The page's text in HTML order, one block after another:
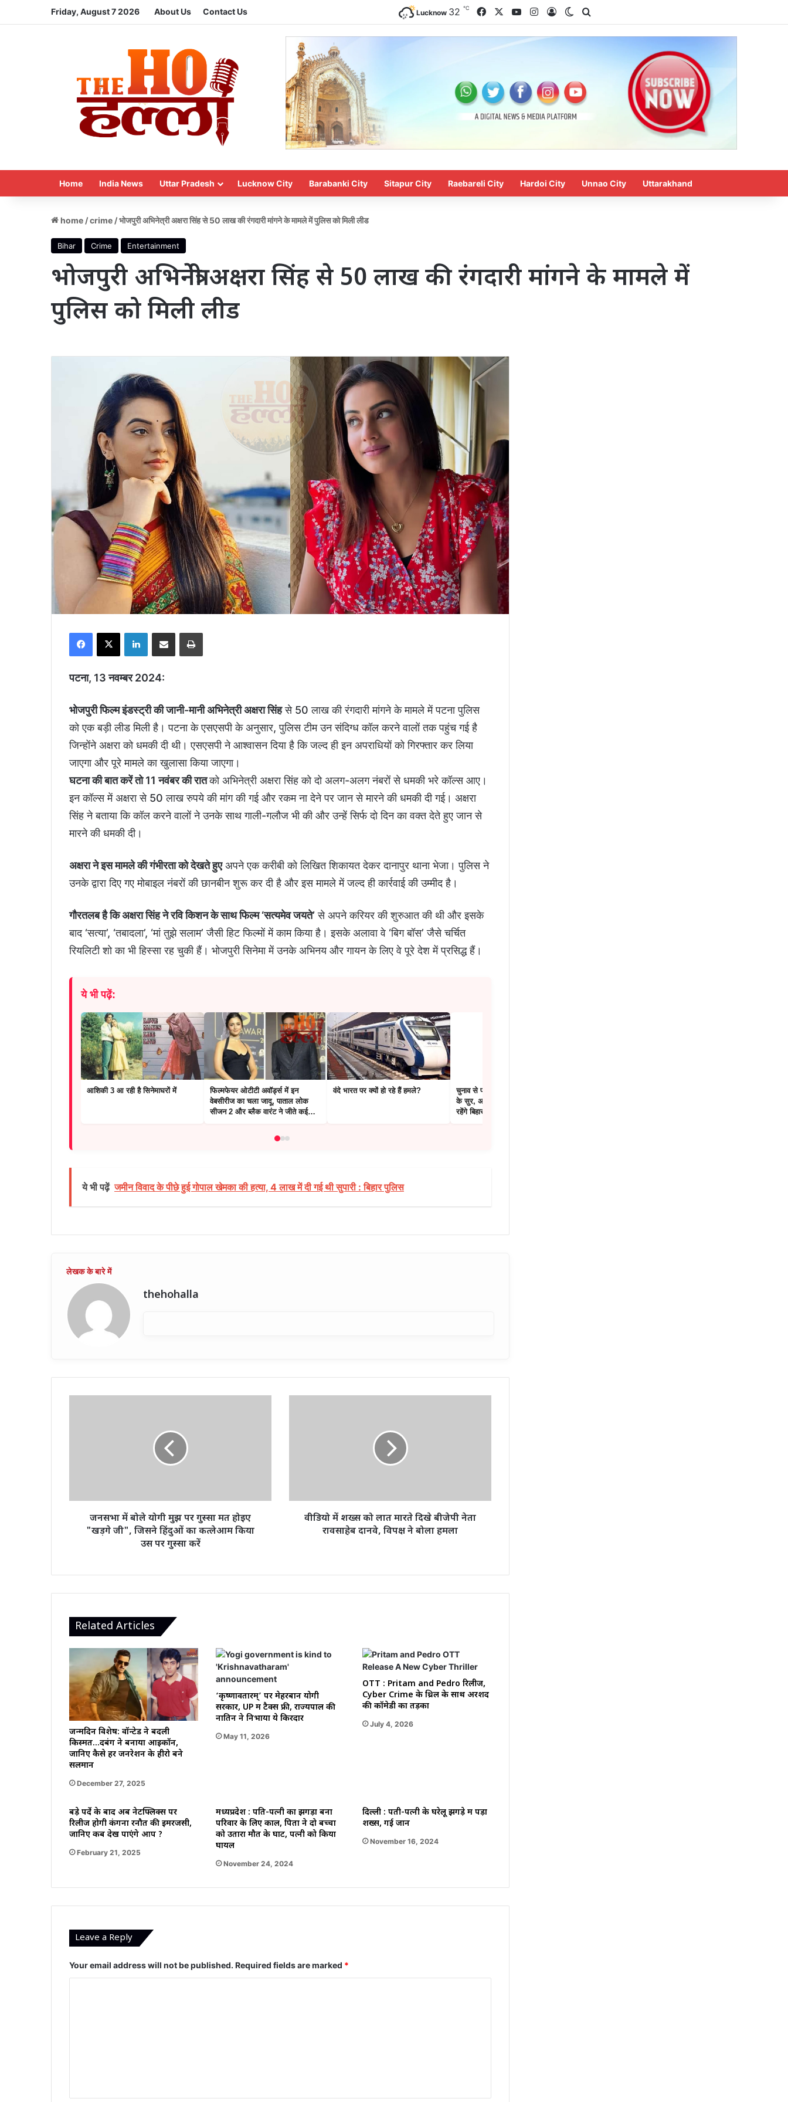
Friday, August 7 2026 About Us Contact Us Lucknow 32 ℃ FacebookYouTubeInstagram
Log InSwitch skin
Home India News Uttar Pradesh Lucknow City Barabanki City Sitapur City Raebareli City Hardoi City Unnao City Uttarakhand
home /crime /भोजपुरी अभिनेत्री अक्षरा सिंह से 50 लाख की रंगदारी मांगने के मामले में पुलिस को मिली लीड
Bihar Crime Entertainment
भोजपुरी अभिनेत्री अक्षरा सिंह से 50 लाख की रंगदारी मांगने के मामले में
पुलिस को मिली लीड
Facebook
X LinkedInShare via Email Print
पटना, 13 नवम्बर 2024:
भोजपुरी फिल्म इंडस्ट्री की जानी-मानी अभिनेत्री अक्षरा सिंहसे 50 लाख की रंगदारी मांगने के मामले में पटना पुलिस
को एक बड़ी लीड मिली है। पटना के एसएसपी के अनुसार, पुलिस टीम उन संदिग्ध कॉल करने वालों तक पहुंच गई है
जिन्होंने अक्षरा को धमकी दी थी। एसएसपी ने आश्वासन दिया है कि जल्द ही इन अपराधियों को गिरफ्तार कर लिया
जाएगा और पूरे मामले का खुलासा किया जाएगा।
घटना की बात करें तो 11 नवंबर की रातको अभिनेत्री अक्षरा सिंह को दो अलग-अलग नंबरों से धमकी भरे कॉल्स आए।
इन कॉल्स में अक्षरा से 50 लाख रुपये की मांग की गई और रकम ना देने पर जान से मारने की धमकी दी गई। अक्षरा
सिंह ने बताया कि कॉल करने वालों ने उनके साथ गाली-गलौज भी की और उन्हें सिर्फ दो दिन का वक्त देते हुए जान से
मारने की धमकी दी।
अक्षरा ने इस मामले की गंभीरता को देखते हुएअपने एक करीबी को लिखित शिकायत देकर दानापुर थाना भेजा। पुलिस ने
उनके द्वारा दिए गए मोबाइल नंबरों की छानबीन शुरू कर दी है और इस मामले में जल्द ही कार्रवाई की उम्मीद है।
गौरतलब है कि अक्षरा सिंह ने रवि किशन के साथ फिल्म ‘सत्यमेव जयते’से अपने करियर की शुरुआत की थी और इसके
बाद ‘सत्या’, ‘तबादला’, ‘मां तुझे सलाम’ जैसी हिट फिल्मों में काम किया है। इसके अलावा वे ‘बिग बॉस’ जैसे चर्चित
रियलिटी शो का भी हिस्सा रह चुकी हैं। भोजपुरी सिनेमा में उनके अभिनय और गायन के लिए वे पूरे देश में प्रसिद्ध हैं।
ये भी पढ़ें:
आशिकी 3 आ रही है सिनेमाघरों में
फिल्मफेयर ओटीटी अवॉर्ड्स में इन
वेबसीरीज का चला जादू, पाताल लोक
सीजन 2 और ब्लैक वारंट ने जीते कई
वंदे भारत पर क्यों हो रहे हैं हमले?
चुनाव से पहले फिर बदले चिराग पासवान
के सुर, अब कहा – नीतीश कुमार ही बने
रहेंगे बिहार के CM
ये भी पढ़ें जमीन विवाद के पीछे हुई गोपाल खेमका की हत्या, 4 लाख में दी गई थी सुपारी : बिहार पुलिस
thehohalla
होइए
कत्लेआम
गुस्सा
करें
जनसभा में बोले योगी मुझ पर गुस्सा मत होइए
"खड़गे जी", जिसने हिंदुओं का कत्लेआम किया
उस पर गुस्सा करें
नेता
रावसाहेब
हमला
वीडियो में शख्स को लात मारते दिखे बीजेपी नेता
रावसाहेब दानवे, विपक्ष ने बोला हमला
Related Articles
जन्मदिन विशेष: वॉन्टेड ने बदली
किस्मत…दबंग ने बनाया आइकॉन,
जानिए कैसे हर जनरेशन के हीरो बने
सलमान
December 27, 2025
‘कृष्णावतारम्’ पर मेहरबान योगी
सरकार, UP में टैक्स फ्री, राज्यपाल की
नातिन ने निभाया ये किरदार
May 11, 2026
OTT : Pritam and Pedro रिलीज,
Cyber Crime के थ्रिल के साथ अरशद
की कॉमेडी का तड़का
July 4, 2026
बड़े पर्दे के बाद अब नेटफ्लिक्स पर
रिलीज होगी कंगना रनौत की इमरजेंसी,
जानिए कब देख पाएंगे आप ?
February 21, 2025
मध्यप्रदेश : पति-पत्नी का झगड़ा बना
परिवार के लिए काल, पिता ने दो बच्चों
को उतारा मौत के घाट, पत्नी को किया
घायल
November 24, 2024
दिल्ली : पती-पत्नी के घरेलू झगड़े में पड़ा
शख्स, गई जान
November 16, 2024
Leave a Reply
Your email address will not be published. Required fields are marked *